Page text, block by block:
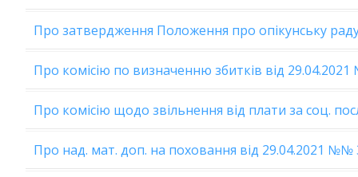
Про затвердження Положення про опікунську
Про комісію по визначенню збитків від
Про комісію щодо звільнення від плати за соц.
Про над. мат. доп. на поховання від 29.04.2021 №№